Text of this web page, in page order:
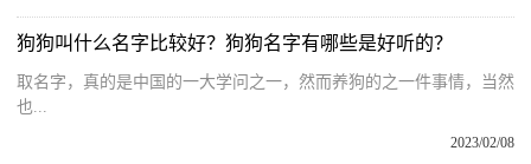
狗狗叫什么名字比较好？狗狗名字有哪些是好听的？
取名字，真的是中国的一大学问之一，然而养狗的之一件事情，当然
也...
2023/02/08